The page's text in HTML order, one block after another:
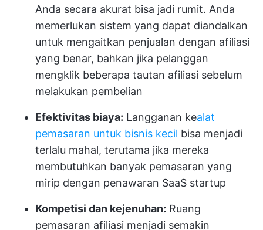
Anda secara akurat bisa jadi rumit. Anda
memerlukan sistem yang dapat diandalkan
untuk mengaitkan penjualan dengan afiliasi
yang benar, bahkan jika pelanggan
mengklik beberapa tautan afiliasi sebelum
melakukan pembelian
Efektivitas biaya: Langganan kealat
pemasaran untuk bisnis kecil bisa menjadi
terlalu mahal, terutama jika mereka
membutuhkan banyak pemasaran yang
mirip dengan penawaran SaaS startup
Kompetisi dan kejenuhan: Ruang
pemasaran afiliasi menjadi semakin